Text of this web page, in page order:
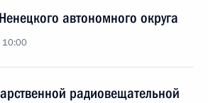
автономного округа
10:00
радиовещательной